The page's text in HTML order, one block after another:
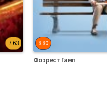
7.63 8.80
Форрест Гамп